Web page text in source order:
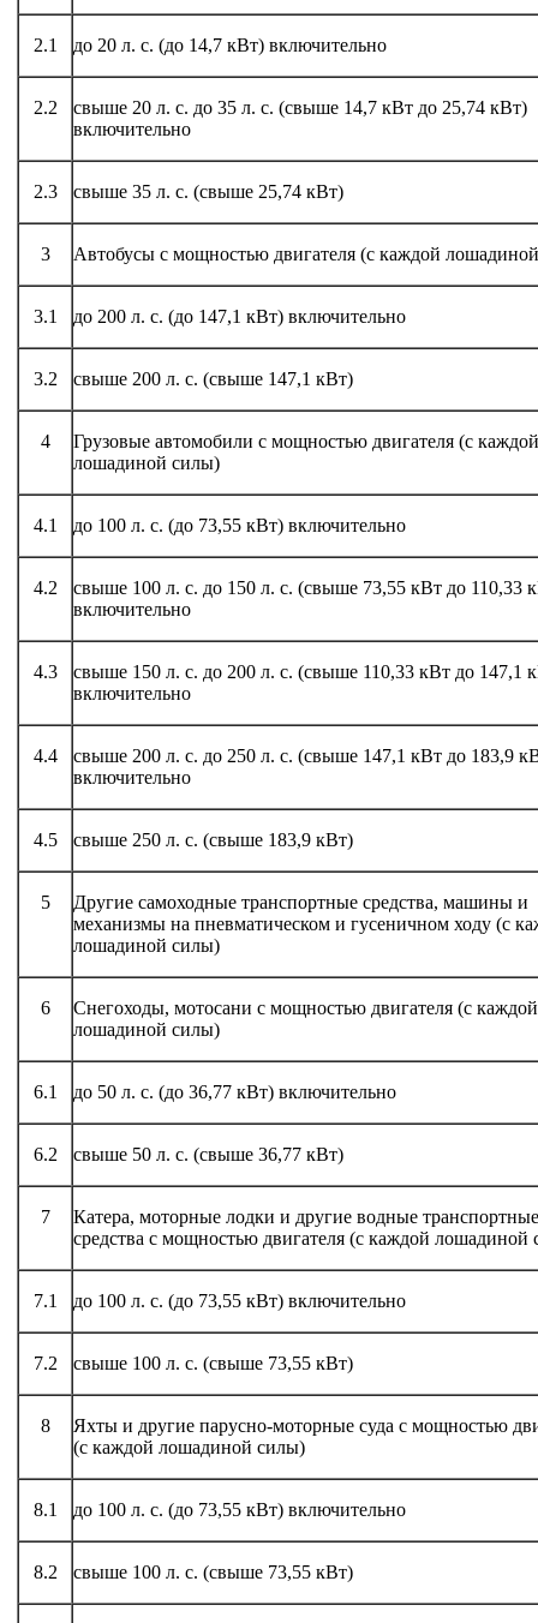
2.1 до 20 л. с. (до 14,7 кВт) включительно
2.2
свыше 20 л. с. до 35 л. с. (свыше 14,7 кВт до 25,74 кВт)
включительно
2.3 свыше 35 л. с. (свыше 25,74 кВт)
3 Автобусы с мощностью двигателя (с каждой
3.1 до 200 л. с. (до 147,1 кВт) включительно
3.2 свыше 200 л. с. (свыше 147,1 кВт)
4
Грузовые автомобили с мощностью двигателя (с каждой
лошадиной силы)
4.1 до 100 л. с. (до 73,55 кВт) включительно
4.2
свыше 100 л. с. до 150 л. с. (свыше 73,55 кВт до 110,33
включительно
4.3
свыше 150 л. с. до 200 л. с. (свыше 110,33 кВт до 147,1
включительно
4.4
свыше 200 л. с. до 250 л. с. (свыше 147,1 кВт до 183,9
включительно
4.5 свыше 250 л. с. (свыше 183,9 кВт)
5
Другие самоходные транспортные средства, машины и
механизмы на пневматическом и гусеничном ходу (с
лошадиной силы)
6
Снегоходы, мотосани с мощностью двигателя (с каждой
лошадиной силы)
6.1 до 50 л. с. (до 36,77 кВт) включительно
6.2 свыше 50 л. с. (свыше 36,77 кВт)
7
Катера, моторные лодки и другие водные транспортные
средства с мощностью двигателя (с каждой лошадиной
7.1 до 100 л. с. (до 73,55 кВт) включительно
7.2 свыше 100 л. с. (свыше 73,55 кВт)
8
Яхты и другие парусно-моторные суда с мощностью
(с каждой лошадиной силы)
8.1 до 100 л. с. (до 73,55 кВт) включительно
8.2 свыше 100 л. с. (свыше 73,55 кВт)